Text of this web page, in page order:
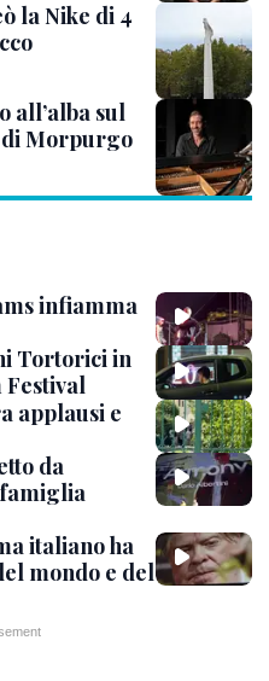
la Nike di 4
all’alba sul
di Morpurgo
infiamma
Tortorici in
Festival
applausi e
da
italiano ha
mondo e del